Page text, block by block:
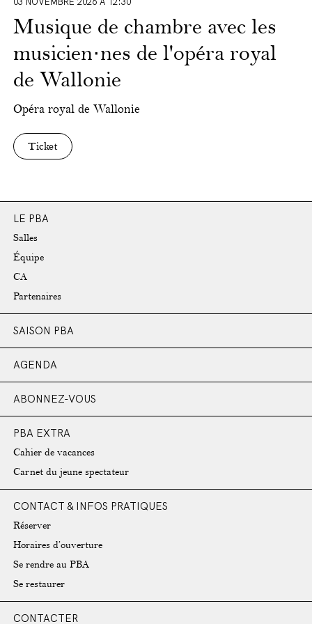
Musique de chambre avec les
musicien·nes de l'opéra royal
de Wallonie
Opéra royal de Wallonie
Ticket
LE PBA
Salles
Équipe
CA
Partenaires
SAISON PBA
AGENDA
ABONNEZ-VOUS
PBA EXTRA
Cahier de vacances
Carnet du jeune spectateur
CONTACT & INFOS PRATIQUES
Réserver
Horaires d’ouverture
Se rendre au PBA
Se restaurer
CONTACTER